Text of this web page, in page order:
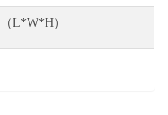
L*W*H）